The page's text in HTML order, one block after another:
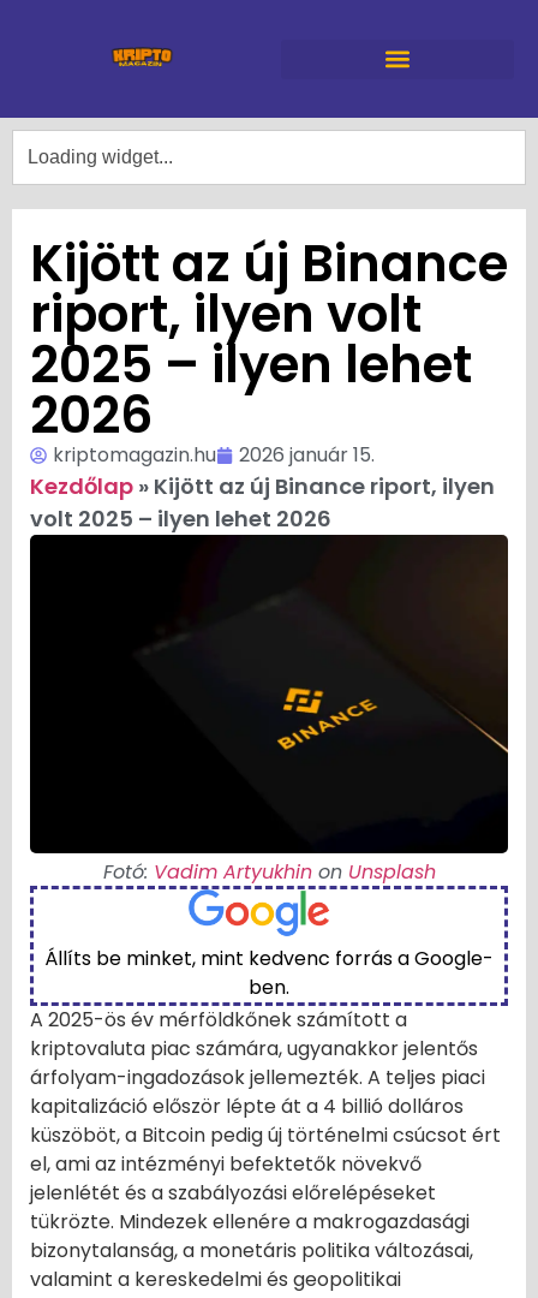
Kijött az új Binance
riport, ilyen volt
2025 – ilyen lehet
2026
kriptomagazin.hu 2026 január 15.
Kezdőlap » Kijött az új Binance riport, ilyen
volt 2025 – ilyen lehet 2026
Fotó: Vadim Artyukhinon Unsplash
Állíts be minket, mint kedvenc forrás a Google-
ben.
A 2025-ös év mérföldkőnek számított a
kriptovaluta piac számára, ugyanakkor jelentős
árfolyam-ingadozások jellemezték. A teljes piaci
kapitalizáció először lépte át a 4 billió dolláros
küszöböt, a Bitcoin pedig új történelmi csúcsot ért
el, ami az intézményi befektetők növekvő
jelenlétét és a szabályozási előrelépéseket
tükrözte. Mindezek ellenére a makrogazdasági
bizonytalanság, a monetáris politika változásai,
valamint a kereskedelmi és geopolitikai